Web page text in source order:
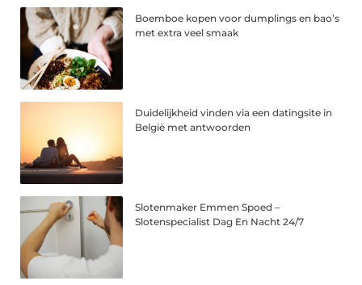
Boemboe kopen voor dumplings en bao’s
met extra veel smaak
Duidelijkheid vinden via een datingsite in
België met antwoorden
Slotenmaker Emmen Spoed –
Slotenspecialist Dag En Nacht 24/7